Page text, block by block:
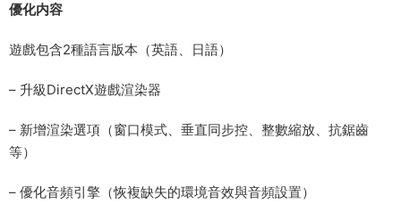
優化内容
遊戲包含2種語言版本（英語、日語）
– 升級DirectX遊戲渲染器
– 新增渲染選項（窗口模式、垂直同步控、整數縮放、抗鋸齒
等）
– 優化音頻引擎（恢複缺失的環境音效與音頻設置）